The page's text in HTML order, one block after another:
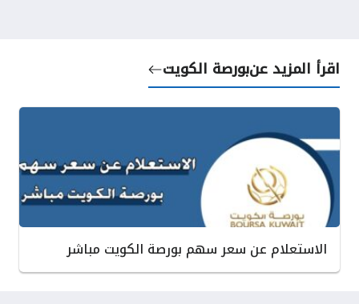
اقرأ المزيد عنبورصة الكويت
الاستعلام عن سعر سهم بورصة الكويت مباشر